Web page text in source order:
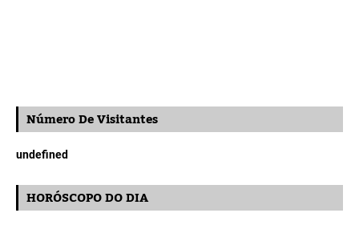
Número De Visitantes
undefned
HORÓSCOPO DO DIA